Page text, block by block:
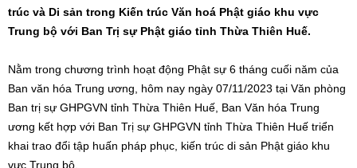
trúc và Di sản trong Kiến trúc Văn hoá Phật giáo khu vực
Trung bộ với Ban Trị sự Phật giáo tỉnh Thừa Thiên Huế.
Nằm trong chương trình hoạt động Phật sự 6 tháng cuối năm của
Ban văn hóa Trung ương, hôm nay ngày 07/11/2023 tại Văn phòng
Ban trị sự GHPGVN tỉnh Thừa Thiên Huế, Ban Văn hóa Trung
ương kết hợp với Ban Trị sự GHPGVN tỉnh Thừa Thiên Huế triển
khai trao đổi tập huấn pháp phục, kiến trúc di sản Phật giáo khu
vực Trung bộ.